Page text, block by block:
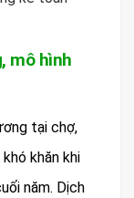
mô hình
tại chợ,
khăn khi
năm. Dịch